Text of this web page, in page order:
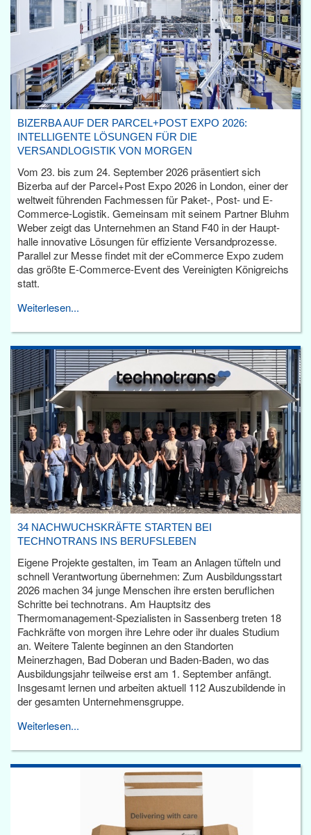
BIZERBA AUF DER PARCEL+POST EXPO 2026:
INTELLIGENTE LÖSUNGEN FÜR DIE
VERSANDLOGISTIK VON MORGEN
Vom 23. bis zum 24. September 2026 präsentiert sich
Bizerba auf der Parcel+Post Expo 2026 in London, einer der
weltweit führenden Fachmessen für Paket-, Post- und E-
Commerce-Logistik. Gemeinsam mit seinem Partner Bluhm
Weber zeigt das Unternehmen an Stand F40 in der Haupt­
halle innovative Lösungen für effiziente Versandprozesse.
Parallel zur Messe findet mit der eCommerce Expo zudem
das größte E-Commerce-Event des Vereinigten Königreichs
statt.
Weiterlesen...
34 NACHWUCHSKRÄFTE STARTEN BEI
TECHNOTRANS INS BERUFSLEBEN
Eigene Projekte gestalten, im Team an Anlagen tüfteln und
schnell Verantwortung übernehmen: Zum Ausbildungsstart
2026 machen 34 junge Menschen ihre ersten beruflichen
Schritte bei technotrans. Am Hauptsitz des
Thermomanagement-Spezialisten in Sassenberg treten 18
Fachkräfte von morgen ihre Lehre oder ihr duales Studium
an. Weitere Talente beginnen an den Standorten
Meinerzhagen, Bad Doberan und Baden-Baden, wo das
Ausbildungsjahr teilweise erst am 1. September anfängt.
Insgesamt lernen und arbeiten aktuell 112 Auszubildende in
der gesamten Unternehmensgruppe.
Weiterlesen...